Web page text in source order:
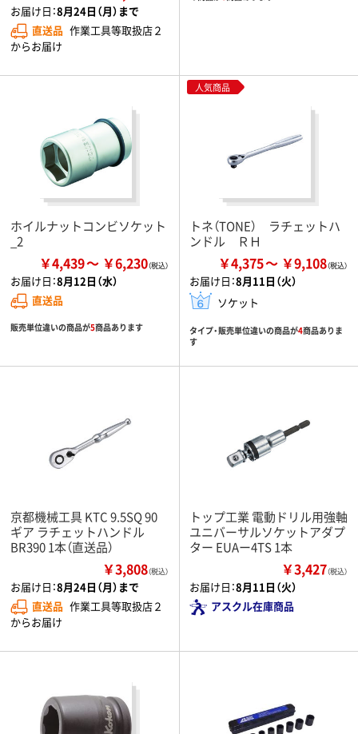
お届け日：8月24日（月）まで
直送品 作業工具等取扱店２
からお届け
ホイルナットコンビソケット
_2
￥4,439 ￥6,230
お届け日：8月12日（水）
直送品
販売単位違いの商品が5商品あります
人気商品
トネ（TONE） ラチェットハ
ンドル ＲＨ
￥4,375 ￥9,108
お届け日：8月11日（火）
ソケット
タイプ・販売単位違いの商品が4商品ありま
す
京都機械工具 KTC 9.5SQ 90
ギア ラチェットハンドル
BR390 1本（直送品）
￥3,808（税込）
お届け日：8月24日（月）まで
直送品 作業工具等取扱店２
からお届け
トップ工業 電動ドリル用強軸
ユニバーサルソケットアダプ
ター EUAー4TS 1本
￥3,427（税込）
お届け日：8月11日（火）
アスクル在庫商品